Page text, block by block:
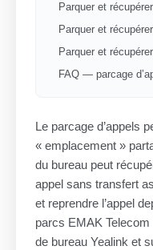
Parquer et
Parquer et
Parquer et
FAQ — parcage
Le parcage d’appels
« emplacement »
du bureau peut
appel sans transfert
et reprendre l’appel
parcs EMAK
de bureau Yealink et